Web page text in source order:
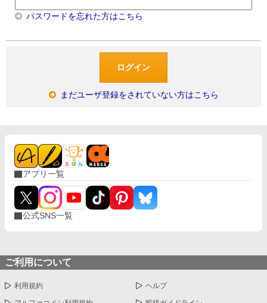
パスワードを忘れた方はこちら
まだユーザ登録をされていない方はこちら
アプリ一覧
公式SNS一覧
ご利用について
利用規約 ヘルプ